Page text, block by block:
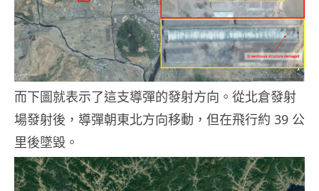
而下圖就表示了這支導彈的發射方向。從北倉發射
場發射後，導彈朝東北方向移動，但在飛行約 39 公
里後墜毀。